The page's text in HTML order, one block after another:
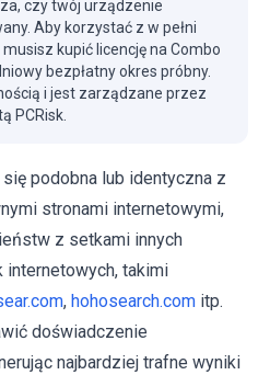
czy twój urządzenie
Aby korzystać z w pełni
kupić licencję na Combo
bezpłatny okres próbny.
i jest zarządzane przez
PCRisk.
podobna lub identyczna z
stronami internetowymi,
z setkami innych
internetowych, takimi
, hohosearch.com itp.
doświadczenie
najbardziej trafne wyniki